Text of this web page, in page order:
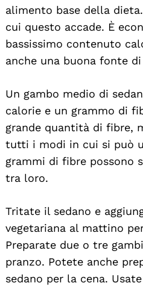
alimento base della
cui questo accade. È
bassissimo contenuto
anche una buona fonte
Un gambo medio di
calorie e un grammo di
grande quantità di fibre,
tutti i modi in cui si può
grammi di fibre possono
tra loro.
Tritate il sedano e
vegetariana al mattino
Preparate due o tre
pranzo. Potete anche
sedano per la cena.